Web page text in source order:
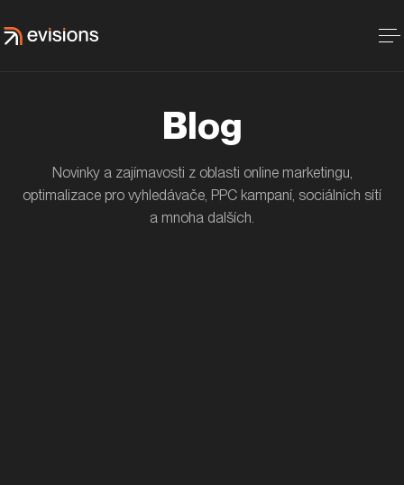
Blog
Novinky a zajímavosti z oblasti online marketingu,
optimalizace pro vyhledávače, PPC kampaní, sociálních sítí
a mnoha dalších.